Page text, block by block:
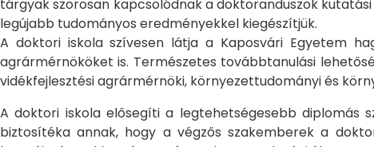
tárgyak szorosan kapcsolódnak a doktoranduszok
legújabb tudományos eredményekkel kiegészítjük.
A doktori iskola szívesen látja a Kaposvári Egyetem
agrármérnököket is. Természetes továbbtanulási
vidékfejlesztési agrármérnöki, környezettudományi és
A doktori iskola elősegíti a legtehetségesebb diplomás
biztosítéka annak, hogy a végzős szakemberek a